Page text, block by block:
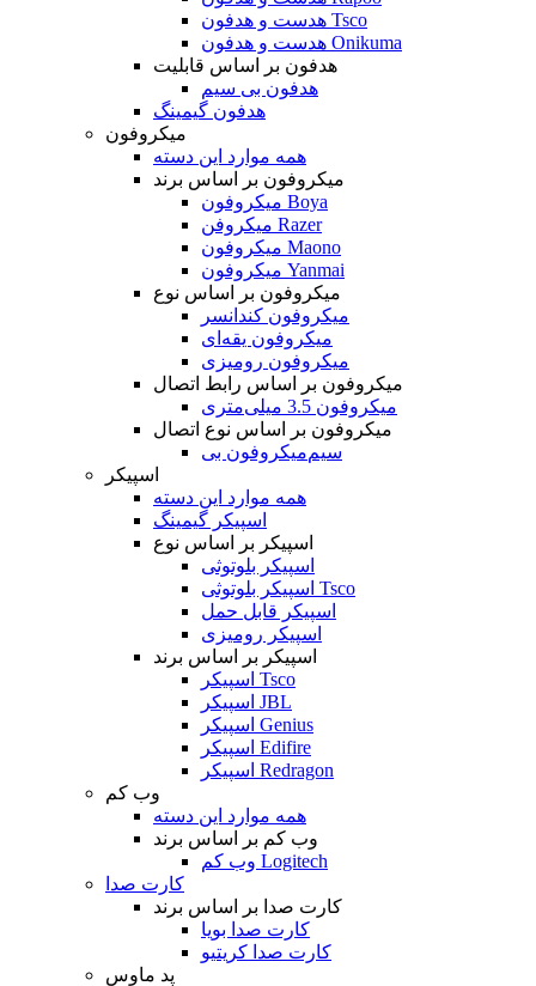
هدست و هدفون Tsco
هدست و هدفون Onikuma
هدفون بر اساس قابلیت
هدفون بی سیم
هدفون گیمینگ
میکروفون
همه موارد این دسته
میکروفون بر اساس برند
میکروفون Boya
میکروفن Razer
میکروفون Maono
میکروفون Yanmai
میکروفون بر اساس نوع
میکروفون کندانسر
میکروفون یقه‌ای
میکروفون رومیزی
میکروفون بر اساس رابط اتصال
میکروفون 3.5 میلی‌متری
میکروفون بر اساس نوع اتصال
میکروفون بی‌‎سیم
اسپیکر
همه موارد این دسته
اسپیکر گیمینگ
اسپیکر بر اساس نوع
اسپیکر بلوتوثی
اسپیکر بلوتوثی Tsco
اسپیکر قابل حمل
اسپیکر رومیزی
اسپیکر بر اساس برند
اسپیکر Tsco
اسپیکر JBL
اسپیکر Genius
اسپیکر Edifire
اسپیکر Redragon
وب کم
همه موارد این دسته
وب کم بر اساس برند
وب کم Logitech
کارت صدا
کارت صدا بر اساس برند
کارت صدا بویا
کارت صدا کریتیو
پد ماوس